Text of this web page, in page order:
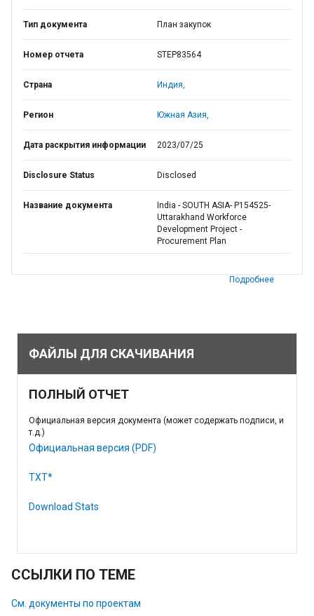
Тип документа План закупок
Номер отчета STEP83564
Страна Индия,
Регион Южная Азия,
Дата раскрытия информации 2023/07/25
Disclosure Status Disclosed
Название документа
India - SOUTH ASIA- P154525-
Uttarakhand Workforce
Development Project -
Procurement Plan
Подробнее
ФАЙЛЫ ДЛЯ СКАЧИВАНИЯ
ПОЛНЫЙ ОТЧЕТ
Официальная версия документа (может содержать подписи, и
т.д.)
Официальная версия (PDF)
TXT*
Download Stats
ССЫЛКИ ПО ТЕМЕ
См. документы по проектам